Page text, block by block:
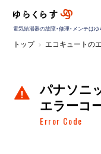
電気給湯器の故障・修理・メンテは
トップ エコキュートの
パナソニ
エラーコ
Error Code